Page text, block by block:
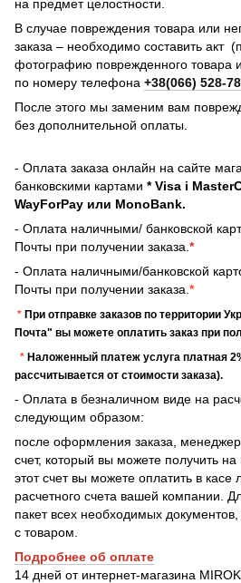
на предмет целостности.
В случае повреждения товара или
заказа – необходимо составить акт
фотографию поврежденного товара
по номеру телефона +38(066) 528-
После этого мы заменим вам
без дополнительной оплаты.
- Оплата заказа онлайн на сайте
банковскими картами * Visa і
WayForPay или MonoBank.
- Оплата наличными/ банковской
Почты при получении заказа. *
- Оплата наличными/банковской
Почты при получении заказа. *
* При отправке заказов по территории
Почта" вы можете оплатить заказ при
* Наложенный платеж услуга платная
рассчитывается от стоимости заказа).
- Оплата в безналичном виде на
следующим образом:
после оформления заказа,
счет, который вы можете получить на
этот счет вы можете оплатить в касе
расчетного счета вашей компании.
пакет всех необходимых
с товаром.
Подробнее об оплате
14 дней от интернет-магазина MIROK.